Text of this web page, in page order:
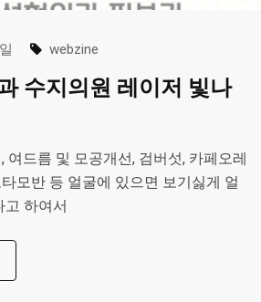
webzine
수지의원 레이저 빛나
여드름 및 모공개선, 검버섯, 카페오레
모반 등 얼굴에 있으면 보기싫게 얼
고 하여서